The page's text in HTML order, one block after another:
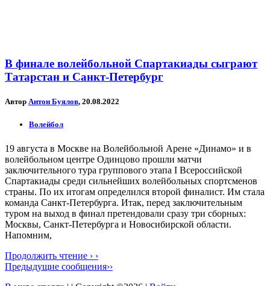
В финале волейбольной Спартакиады сыграют
Татарстан и Санкт-Петербург
Автор Антон Буялов, 20.08.2022
Волейбол
19 августа в Москве на Волейбольной Арене «Динамо» и в
волейбольном центре Одинцово прошли матчи
заключительного тура группового этапа I Всероссийской
Спартакиады среди сильнейших волейбольных спортсменов
страны. По их итогам определился второй финалист. Им стала
команда Санкт-Петербурга. Итак, перед заключительным
туром на выход в финал претендовали сразу три сборных:
Москвы, Санкт-Петербурга и Новосибирской области.
Напомним,
Продолжить чтение › ›
Предыдущие сообщения››